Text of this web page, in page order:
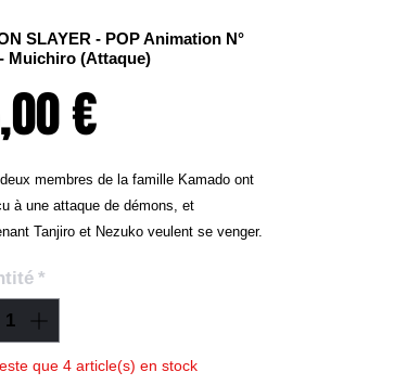
SLAYER - POP Animation N°
Muichiro (Attaque)
€
membres de la famille Kamado ont
à une attaque de démons, et
Tanjiro et Nezuko veulent se venger.
! Muichiro Tokito (Attaque).
*
que 4 article(s) en stock